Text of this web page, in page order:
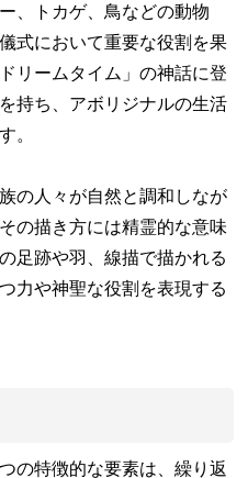
、トカゲ、鳥などの動物
式において重要な役割を果
リームタイム」の神話に登
持ち、アボリジナルの生活
。
の人々が自然と調和しなが
の描き方には精霊的な意味
足跡や羽、線描で描かれる
力や神聖な役割を表現する
の特徴的な要素は、繰り返